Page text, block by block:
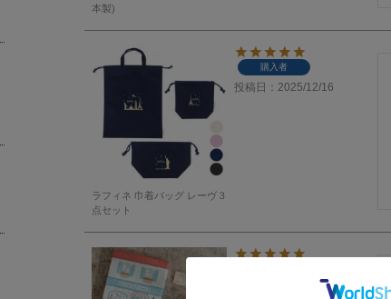
本製)
ラフィネ 巾着バッグ レーヴ３
点セット
購入者
投稿日 2025/12/16
2025/12/16